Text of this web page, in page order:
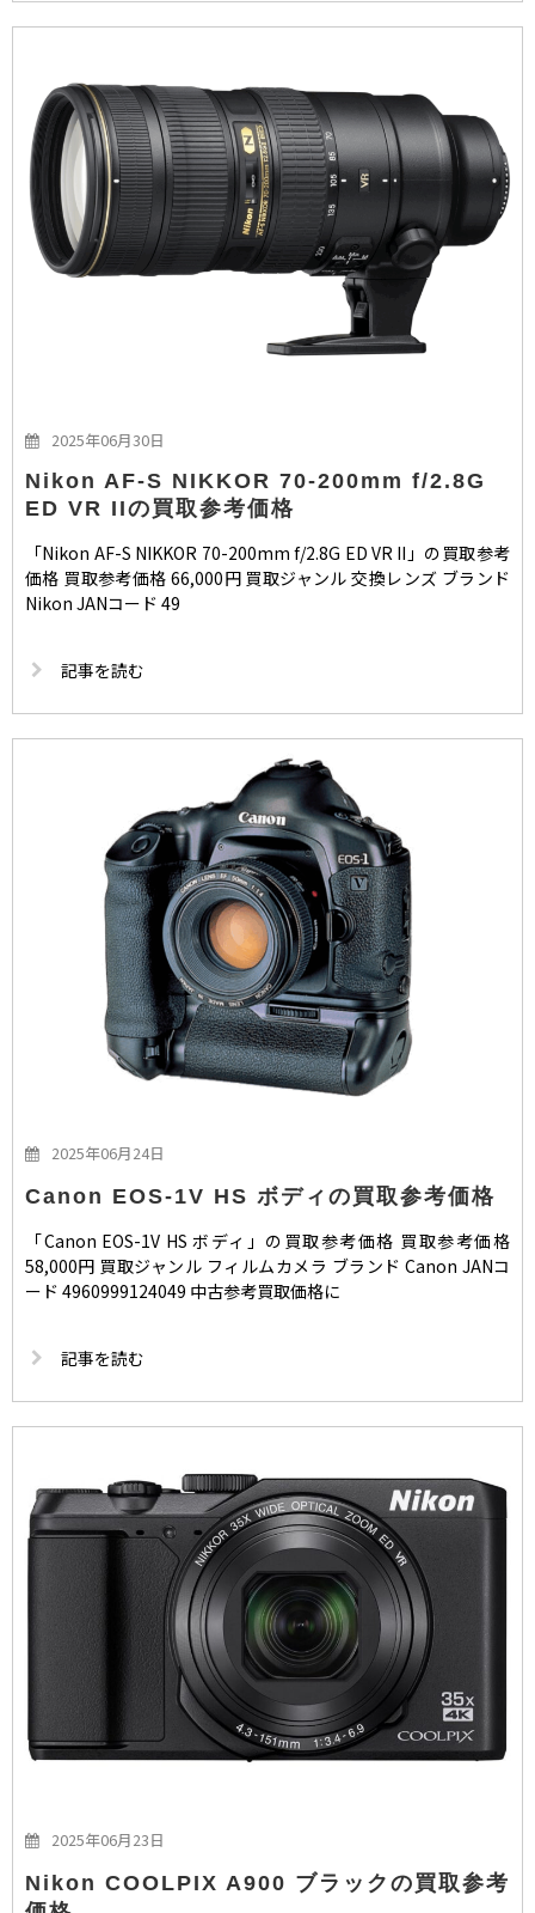
2025年06月30日
Nikon AF-S NIKKOR 70-200mm f/2.8G
ED VR IIの買取参考価格
「Nikon AF-S NIKKOR 70-200mm f/2.8G ED VR II」の買取参考
価格 買取参考価格 66,000円 買取ジャンル 交換レンズ ブランド
Nikon JANコード 49
記事を読む
2025年06月24日
Canon EOS-1V HS ボディの買取参考価格
「Canon EOS-1V HS ボディ」の買取参考価格 買取参考価格
58,000円 買取ジャンル フィルムカメラ ブランド Canon JANコ
ード 4960999124049 中古参考買取価格に
記事を読む
2025年06月23日
Nikon COOLPIX A900 ブラックの買取参考